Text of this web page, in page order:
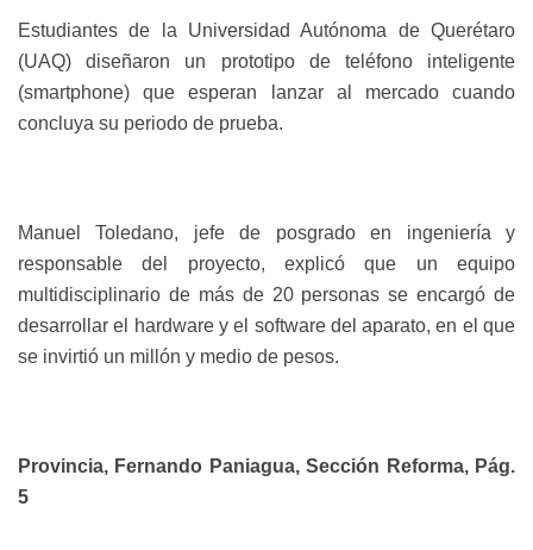
Estudiantes de la Universidad Autónoma de Querétaro
(UAQ) diseñaron un prototipo de teléfono inteligente
(smartphone) que esperan lanzar al mercado cuando
concluya su periodo de prueba.
Manuel Toledano, jefe de posgrado en ingeniería y
responsable del proyecto, explicó que un equipo
multidisciplinario de más de 20 personas se encargó de
desarrollar el hardware y el software del aparato, en el que
se invirtió un millón y medio de pesos.
Provincia, Fernando Paniagua, Sección Reforma, Pág.
5